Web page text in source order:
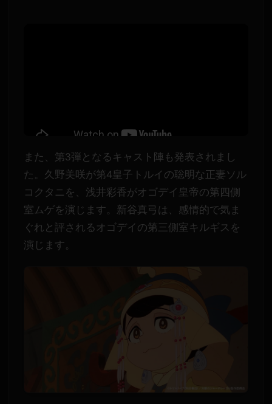
また、第3弾となるキャスト陣も発表されまし
た。久野美咲が第4皇子トルイの聡明な正妻ソル
コクタニを、浅井彩香がオゴデイ皇帝の第四側
室ムゲを演じます。新谷真弓は、感情的で気ま
ぐれと評されるオゴデイの第三側室キルギスを
演じます。